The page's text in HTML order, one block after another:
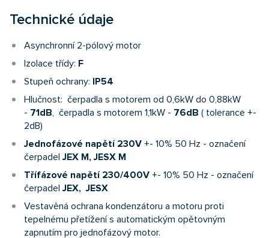
Technické údaje
Asynchronní 2-pólový motor
Izolace třídy: F
Stupeň ochrany:
IP54
Hlučnost: čerpadla s motorem od 0,6kW do 0,88kW
- 71dB , čerpadla s motorem 1,1kW - 76dB ( tolerance +-
2dB)
Jednofázové napětí 230V +- 10% 50 Hz - označení
čerpadelJEX M , JESX M
Třífázové napětí 230/400V +- 10% 50 Hz - označení
čerpadelJEX, JESX
Vestavěná ochrana kondenzátoru a motoru proti
tepelnému přetížení s automatickým opětovným
zapnutím pro jednofázový motor.